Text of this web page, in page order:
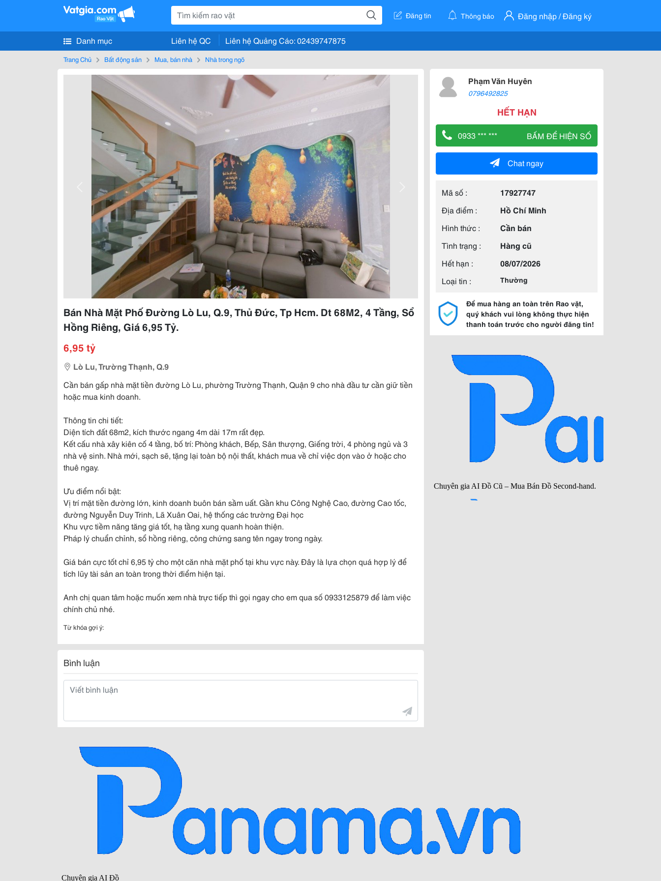
Đăng tin Thông báo Đăng nhập / Đăng ký
Danh mục Liên hệ QC Liên hệ Quảng Cáo: 02439747875
Trang Chủ Bất động sản Mua, bán nhà Nhà trong ngõ
Bán Nhà Mặt Phố Đường Lò Lu, Q.9, Thủ Đức, Tp Hcm. Dt 68M2, 4 Tầng, Sổ
Hồng Riêng, Giá 6,95 Tỷ.
6,95 tỷ
Lò Lu, Trường Thạnh, Q.9
Cần bán gấp nhà mặt tiền đường Lò Lu, phường Trường Thạnh, Quận 9 cho nhà đầu tư cần giữ tiền
hoặc mua kinh doanh.
Thông tin chi tiết:
Diện tích đất 68m2, kích thước ngang 4m dài 17m rất đẹp.
Kết cấu nhà xây kiên cố 4 tầng, bố trí: Phòng khách, Bếp, Sân thượng, Giếng trời, 4 phòng ngủ và 3
nhà vệ sinh. Nhà mới, sạch sẽ, tặng lại toàn bộ nội thất, khách mua về chỉ việc dọn vào ở hoặc cho
thuê ngay.
Ưu điểm nổi bật:
Vị trí mặt tiền đường lớn, kinh doanh buôn bán sầm uất. Gần khu Công Nghệ Cao, đường Cao tốc,
đường Nguyễn Duy Trinh, Lã Xuân Oai, hệ thống các trường Đại học
Khu vực tiềm năng tăng giá tốt, hạ tầng xung quanh hoàn thiện.
Pháp lý chuẩn chỉnh, sổ hồng riêng, công chứng sang tên ngay trong ngày.
Giá bán cực tốt chỉ 6,95 tỷ cho một căn nhà mặt phố tại khu vực này. Đây là lựa chọn quá hợp lý để
tích lũy tài sản an toàn trong thời điểm hiện tại.
Anh chị quan tâm hoặc muốn xem nhà trực tiếp thì gọi ngay cho em qua số 0933125879 để làm việc
chính chủ nhé.
Từ khóa gợi ý:
Bình luận
Phạm Văn Huyên
0796492825
HẾT HẠN
0933 *** *** BẤM ĐỂ HIỆN SỐ
Chat ngay
Mã số :
17927747
Địa điểm :
Hồ Chí Minh
Hình thức :
Cần bán
Tình trạng :
Hàng cũ
Hết hạn :
08/07/2026
Loại tin :
Thường
Để mua hàng an toàn trên Rao vặt,
quý khách vui lòng không thực hiện
thanh toán trước cho người đăng tin!